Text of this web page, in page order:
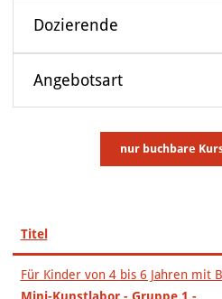
VERANSTALTUNGEN
KUNSTVERMITTLUNG
Dozierende
Angebotsart
nur buchbare
Titel
Für Kinder von 4 bis 6 Jahren mit